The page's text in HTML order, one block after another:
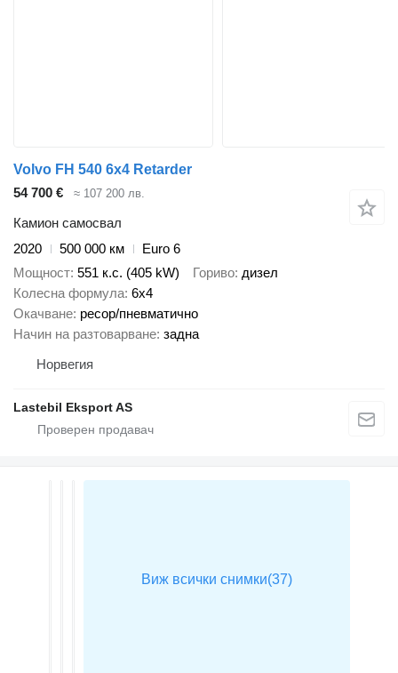
Volvo FH 540 6x4 Retarder
54 700 €
≈ 107 200 лв.
Камион самосвал
2020
500 000 км
Euro 6
Мощност 551 к.с. (405 kW) Гориво дизел
Колесна формула 6x4
Окачване ресор/пневматично
Начин на разтоварване задна
Норвегия
Lastebil Eksport AS